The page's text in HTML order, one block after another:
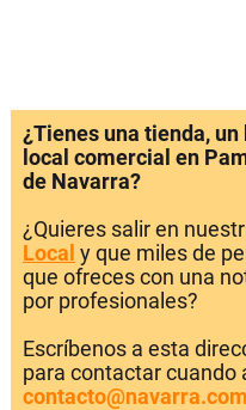
¿Tienes una tienda,
local comercial en
de Navarra?
¿Quieres salir en
Local y que miles de
que ofreces con una
por profesionales?
Escríbenos a esta
para contactar cuando
contacto@navarra.com